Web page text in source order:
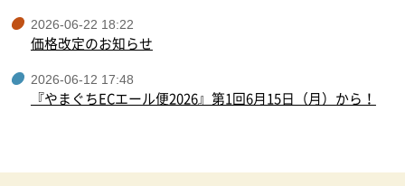
2026-06-22 18:22
価格改定のお知らせ
2026-06-12 17:48
『やまぐちECエール便2026』第1回6月15日（月）から！